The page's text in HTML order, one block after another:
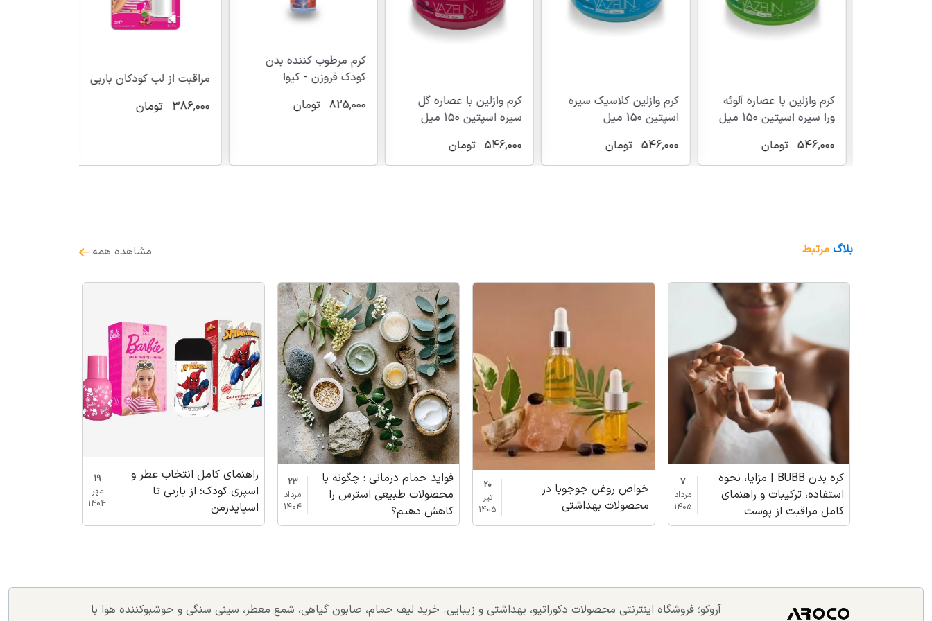
کرم وازلین با عصاره آلوئه
ورا سیره اسپتین 150 میل
546,000
تومان
کرم وازلین کلاسیک سیره
اسپتین 150 میل
546,000
تومان
کرم وازلین با عصاره گل
سیره اسپتین 150 میل
546,000
تومان
کرم مرطوب کننده بدن
کودک فروزن - کیوا
825,000
تومان
مراقبت از لب کودکان باربی
386,000
تومان
بلاگ مرتبط مشاهده همه
کره بدن BUBB | مزایا، نحوه
استفاده، ترکیبات و راهنمای
کامل مراقبت از پوست
7
مرداد
1405
خواص روغن جوجوبا در
محصولات بهداشتی
20
تیر
1405
فواید حمام درمانی : چگونه با
محصولات طبیعی استرس را
کاهش دهیم؟
23
مرداد
1404
راهنمای کامل انتخاب عطر و
اسپری کودک؛ از باربی تا
اسپایدرمن
19
مهر
1404
آروکو؛ فروشگاه اینترنتی محصولات دکوراتیو، بهداشتی و زیبایی. خرید لیف حمام، صابون گیاهی، شمع معطر، سینی سنگی و خوشبوکننده هوا با